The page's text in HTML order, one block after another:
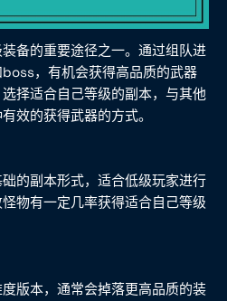
备的重要途径之一。通过组队进
，有机会获得高品质的武器
择适合自己等级的副本，与其他
效的获得武器的方式。
的副本形式，适合低级玩家进行
物有一定几率获得适合自己等级
版本，通常会掉落更高品质的装